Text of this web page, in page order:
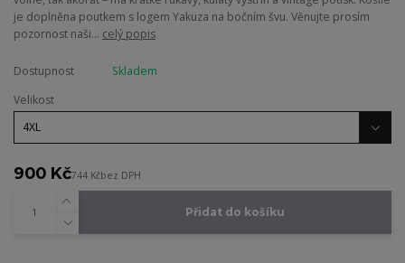
je doplněna poutkem s logem Yakuza na bočním švu. Věnujte prosím
pozornost naši... celý popis
Dostupnost
Skladem
Velikost
900 Kč744 Kčbez DPH
Přidat do košíku